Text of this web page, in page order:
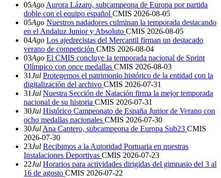
05Ago Aurora Lázaro, subcampeona de Europa por partida
doble con el equipo español CMIS 2026-08-05
05Ago Nuestros nadadores culminan la temporada destacando
en el Andaluz Junior y Absoluto CMIS 2026-08-05
04Ago Los ajedrecistas del Mercantil firman un destacado
verano de competición CMIS 2026-08-04
03Ago El CMIS concluye la temporada nacional de Sprint
Olímpico con once medallas CMIS 2026-08-03
31Jul Protegemos el patrimonio histórico de la entidad con la
digitalización del archivo CMIS 2026-07-31
31Jul Nuestra Sección de Natación firma la mejor temporada
nacional de su historia CMIS 2026-07-31
30Jul Histórico Campeonato de España Junior de Verano con
ocho medallas nacionales CMIS 2026-07-30
30Jul Ana Cantero, subcampeona de Europa Sub23 CMIS
2026-07-30
23Jul Recibimos a la Autoridad Portuaria en nuestras
Instalaciones Deportivas CMIS 2026-07-23
22Jul Horarios para actividades dirigidas del gimnasio del 3 al
16 de agosto CMIS 2026-07-22